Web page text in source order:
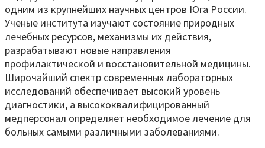
одним из крупнейших научных центров Юга России.
Ученые института изучают состояние природных
лечебных ресурсов, механизмы их действия,
разрабатывают новые направления
профилактической и восстановительной медицины.
Широчайший спектр современных лабораторных
исследований обеспечивает высокий уровень
диагностики, а высококвалифицированный
медперсонал определяет необходимое лечение для
больных самыми различными заболеваниями.